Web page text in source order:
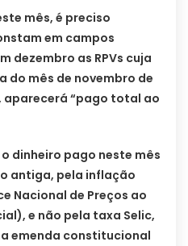
mês, é preciso
em campos
dezembro as RPVs cuja
do mês de novembro de
aparecerá “pago total ao
o dinheiro pago neste mês
antiga, pela inflação
Nacional de Preços ao
e não pela taxa Selic,
emenda constitucional